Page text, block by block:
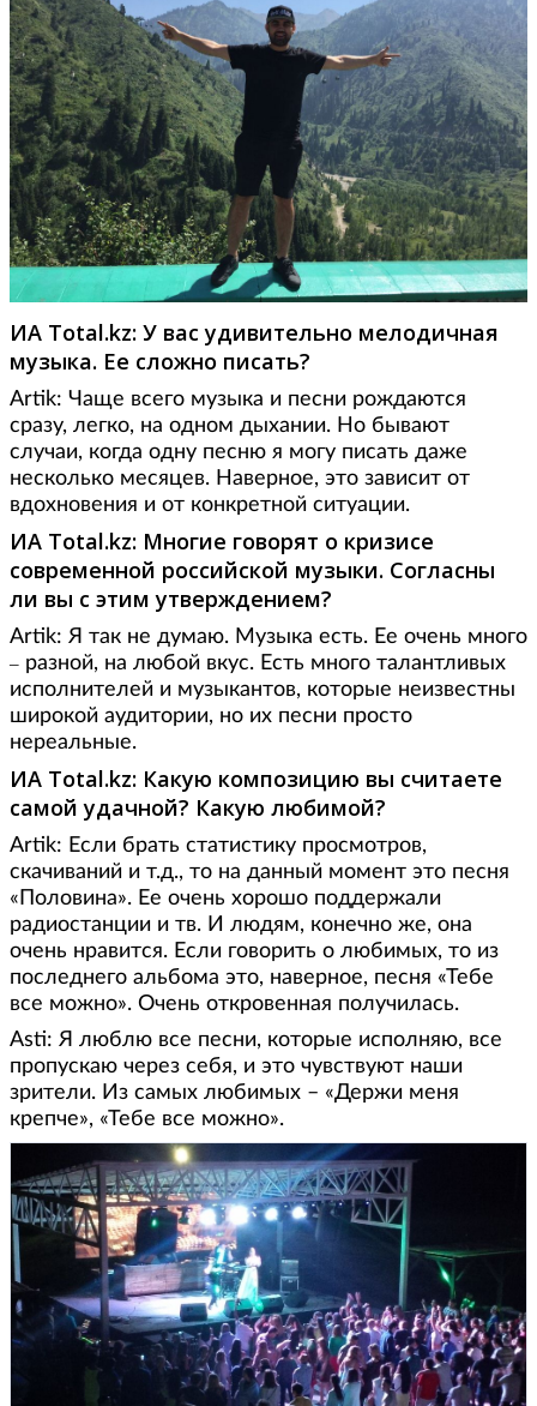
ИА Total.kz: У вас удивительно мелодичная
музыка. Ее сложно писать?
Artik: Чаще всего музыка и песни рождаются
сразу, легко, на одном дыхании. Но бывают
случаи, когда одну песню я могу писать даже
несколько месяцев. Наверное, это зависит от
вдохновения и от конкретной ситуации.
ИА Total.kz: Многие говорят о кризисе
современной российской музыки. Согласны
ли вы с этим утверждением?
Artik: Я так не думаю. Музыка есть. Ее очень много
– разной, на любой вкус. Есть много талантливых
исполнителей и музыкантов, которые неизвестны
широкой аудитории, но их песни просто
нереальные.
ИА Total.kz: Какую композицию вы считаете
самой удачной? Какую любимой?
Artik: Если брать статистику просмотров,
скачиваний и т.д., то на данный момент это песня
«Половина». Ее очень хорошо поддержали
радиостанции и тв. И людям, конечно же, она
очень нравится. Если говорить о любимых, то из
последнего альбома это, наверное, песня «Тебе
все можно». Очень откровенная получилась.
Asti: Я люблю все песни, которые исполняю, все
пропускаю через себя, и это чувствуют наши
зрители. Из самых любимых – «Держи меня
крепче», «Тебе все можно».